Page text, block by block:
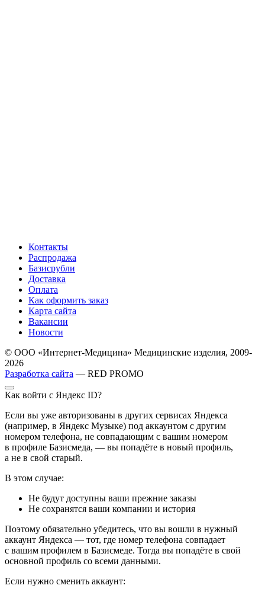
Контакты
Распродажа
Базисрубли
Доставка
Оплата
Как оформить заказ
Карта сайта
Вакансии
Новости
© ООО «Интернет-Медицина» Медицинские изделия, 2009-
2026
Разработка сайта — RED PROMO
Как войти с Яндекс ID?
Если вы уже авторизованы в других сервисах Яндекса
(например, в Яндекс Музыке) под аккаунтом с другим
номером телефона, не совпадающим с вашим номером
в профиле Базисмеда, — вы попадёте в новый профиль,
а не в свой старый.
В этом случае:
Не будут доступны ваши прежние заказы
Не сохранятся ваши компании и история
Поэтому обязательно убедитесь, что вы вошли в нужный
аккаунт Яндекса — тот, где номер телефона совпадает
с вашим профилем в Базисмеде. Тогда вы попадёте в свой
основной профиль со всеми данными.
Если нужно сменить аккаунт: